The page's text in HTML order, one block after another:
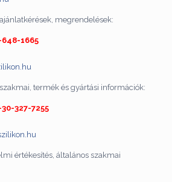
megrendelések:
1665
termék és gyártási információk:
327-7255
értékesítés, általános szakmai